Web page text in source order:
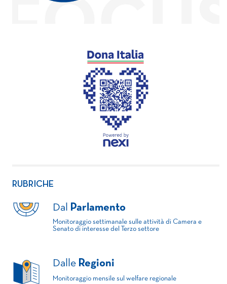
RUBRICHE
Dal Parlamento
Monitoraggio settimanale sulle attività di Camera e
Senato di interesse del Terzo settore
Dalle Regioni
Monitoraggio mensile sul welfare regionale